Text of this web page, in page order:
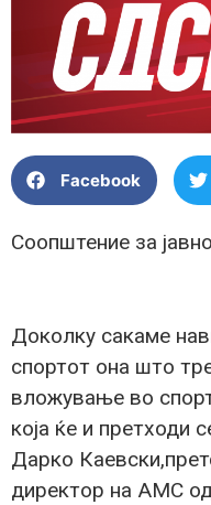
Facebook
Соопштение за
Доколку сакаме
спортот она што
вложување во
која ќе и претходи
Дарко
директор на АМС